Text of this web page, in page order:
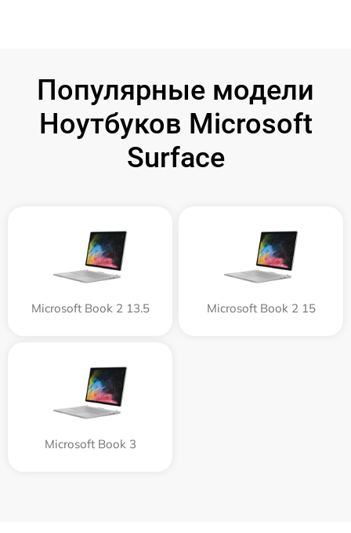
Популярные модели
Ноутбуков Microsoft
Surface
Microsoft Book 2 13.5 Microsoft Book 2 15
Microsoft Book 3